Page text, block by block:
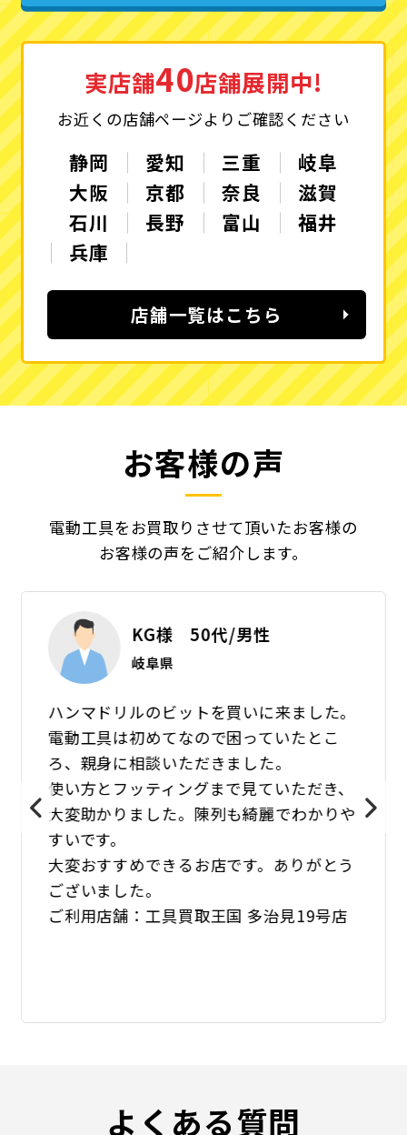
実店舗40店舗展開中!
お近くの店舗ページよりご確認ください
静岡 愛知 三重
岐阜
大阪
京都 奈良
滋賀
石川
長野 富山
福井
兵庫
店舗一覧はこちら
お客様の声
電動工具をお買取りさせて頂いたお客様の
お客様の声をご紹介します。
KG様 50代/男性
岐阜県
ハンマドリルのビットを買いに来ました。
電動工具は初めてなので困っていたとこ
ろ、親身に相談いただきました。
使い方とフッティングまで見ていただき、
大変助かりました。陳列も綺麗でわかりや
すいです。
大変おすすめできるお店です。ありがとう
ございました。
ご利用店舗：工具買取王国 多治見19号店
よくある質問